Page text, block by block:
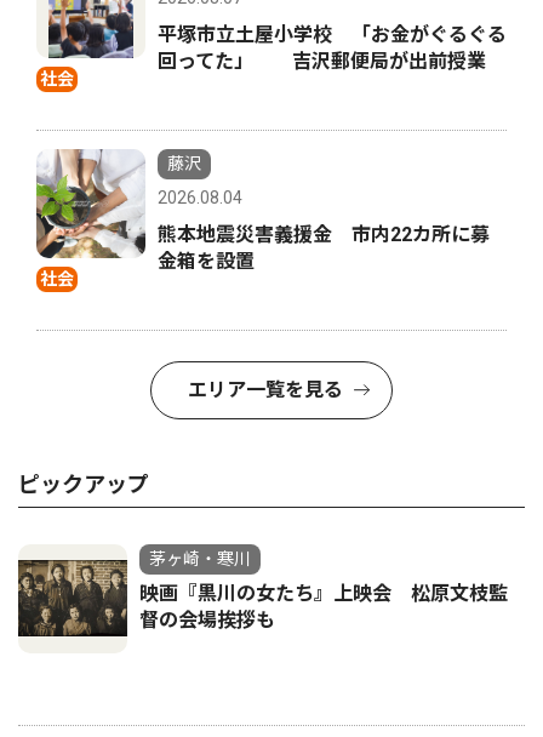
社会
平塚市立土屋小学校 「お金がぐるぐる
回ってた」 吉沢郵便局が出前授業
社会
藤沢
2026.08.04
熊本地震災害義援金 市内22カ所に募
金箱を設置
エリア一覧を見る
ピックアップ
茅ヶ崎・寒川
映画『黒川の女たち』上映会 松原文枝監
督の会場挨拶も